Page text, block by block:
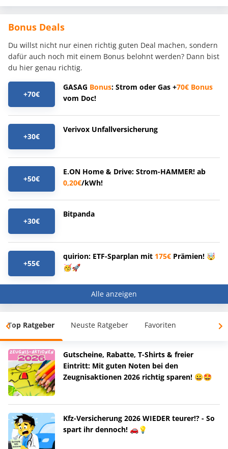
Bonus Deals
Du willst nicht nur einen richtig guten Deal machen, sondern
dafür auch noch mit einem Bonus belohnt werden? Dann bist
du hier genau richtig.
+70€
GASAG Bonus: Strom oder Gas +70€ Bonus
vom Doc!
+30€
Verivox Unfallversicherung
+50€
E.ON Home & Drive: Strom-HAMMER! ab
0,20€/kWh!
+30€
Bitpanda
+55€
quirion: ETF-Sparplan mit 175€ Prämien! 🤯
🥳🚀
Alle anzeigen
Top Ratgeber Neuste Ratgeber Favoriten
Gutscheine, Rabatte, T-Shirts & freier
Eintritt: Mit guten Noten bei den
Zeugnisaktionen 2026 richtig sparen! 😀🤩
Kfz-Versicherung 2026 WIEDER teurer!? - So
spart ihr dennoch! 🚗💡